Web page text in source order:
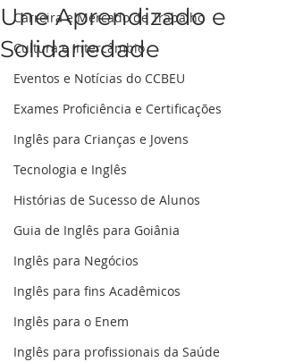
Carreira e Mercado de Trabalho
Cultura e Intercâmbio
Eventos e Notícias do CCBEU
Exames Proficiência e Certificações
Inglês para Crianças e Jovens
Tecnologia e Inglês
Histórias de Sucesso de Alunos
Guia de Inglês para Goiânia
Inglês para Negócios
Inglês para fins Acadêmicos
Inglês para o Enem
Inglês para profissionais da Saúde
Une Aprendizado e
Solidariedade